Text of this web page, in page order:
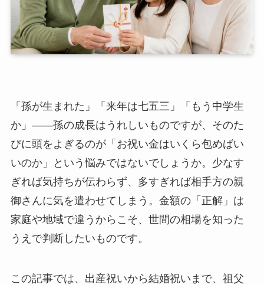
「孫が生まれた」「来年は七五三」「もう中学生
か」――孫の成長はうれしいものですが、そのた
びに頭をよぎるのが「お祝い金はいくら包めばい
いのか」という悩みではないでしょうか。少なす
ぎれば気持ちが伝わらず、多すぎれば相手方の親
御さんに気を遣わせてしまう。金額の「正解」は
家庭や地域で違うからこそ、世間の相場を知った
うえで判断したいものです。
この記事では、出産祝いから結婚祝いまで、祖父